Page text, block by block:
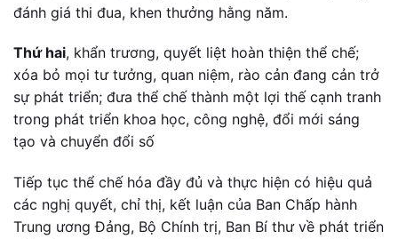
đánh giá thi đua, khen thưởng hằng năm.
Thứ hai, khẩn trương, quyết liệt hoàn thiện thể chế;
xóa bỏ mọi tư tưởng, quan niệm, rào cản đang cản trở
sự phát triển; đưa thể chế thành một lợi thế cạnh tranh
trong phát triển khoa học, công nghệ, đổi mới sáng
tạo và chuyển đổi số
Tiếp tục thể chế hóa đầy đủ và thực hiện có hiệu quả
các nghị quyết, chỉ thị, kết luận của Ban Chấp hành
Trung ương Đảng, Bộ Chính trị, Ban Bí thư về phát triển